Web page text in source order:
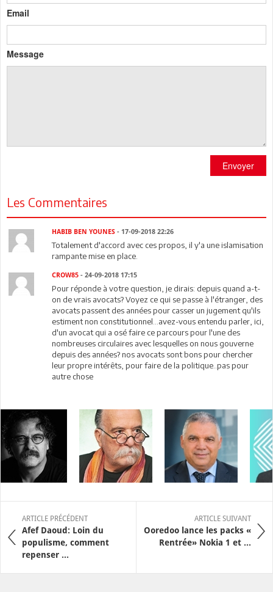
Email
Message
Envoyer
Les Commentaires
HABIB BEN YOUNES - 17-09-2018 22:26
Totalement d'accord avec ces propos, il y'a une islamisation
rampante mise en place.
CROW85 - 24-09-2018 17:15
Pour réponde à votre question, je dirais: depuis quand a-t-
on de vrais avocats? Voyez ce qui se passe à l'étranger, des
avocats passent des années pour casser un jugement qu'ils
estiment non constitutionnel...avez-vous entendu parler, ici,
d'un avocat qui a osé faire ce parcours pour l'une des
nombreuses circulaires avec lesquelles on nous gouverne
depuis des années? nos avocats sont bons pour chercher
leur propre intérêts, pour faire de la politique..pas pour
autre chose
ARTICLE PRÉCÉDENT
Afef Daoud: Loin du
populisme, comment
repenser ...
ARTICLE SUIVANT
Ooredoo lance les packs «
Rentrée» Nokia 1 et ...